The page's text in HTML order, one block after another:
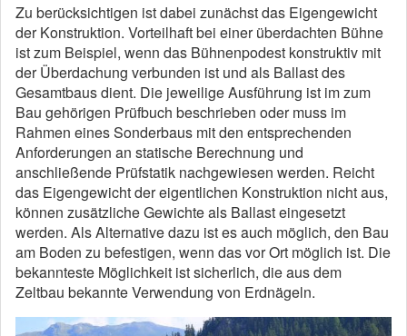
Zu berücksichtigen ist dabei zunächst das Eigengewicht
der Konstruktion. Vorteilhaft bei einer überdachten Bühne
ist zum Beispiel, wenn das Bühnenpodest konstruktiv mit
der Überdachung verbunden ist und als Ballast des
Gesamtbaus dient. Die jeweilige Ausführung ist im zum
Bau gehörigen Prüfbuch beschrieben oder muss im
Rahmen eines Sonderbaus mit den entsprechenden
Anforderungen an statische Berechnung und
anschließende Prüfstatik nachgewiesen werden. Reicht
das Eigengewicht der eigentlichen Konstruktion nicht aus,
können zusätzliche Gewichte als Ballast eingesetzt
werden. Als Alternative dazu ist es auch möglich, den Bau
am Boden zu befestigen, wenn das vor Ort möglich ist. Die
bekannteste Möglichkeit ist sicherlich, die aus dem
Zeltbau bekannte Verwendung von Erdnägeln.